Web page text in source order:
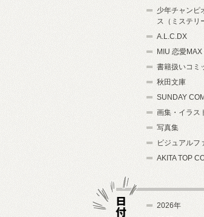
少年チャンピ
ス（ミステリ
A.L.C.DX
MIU 恋愛
書籍扱いコミ
秋田文庫
SUNDAY
画集・イラス
写真集
ビジュアルフ
AKITA TOP
2026年